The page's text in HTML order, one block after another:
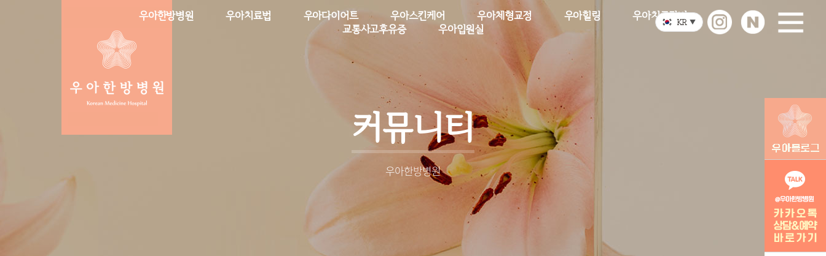
우아한방병원 우아치료법 우아다이어트 우아스킨케어 우아체형교정 우아힐링
우아치료장비
교통사고후유증
우아입원실 KR ▼
커뮤니티
우아한방병원